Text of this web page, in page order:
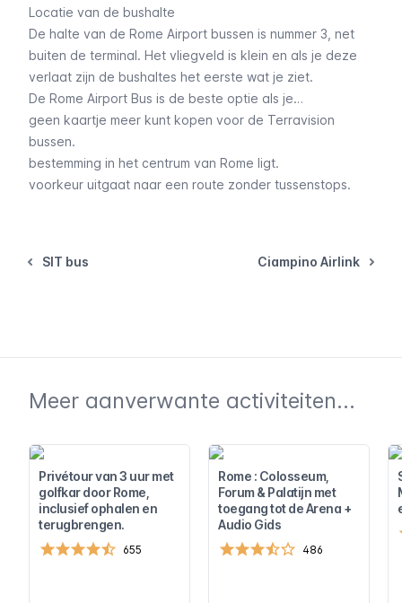
Locatie van de bushalte
De halte van de Rome Airport bussen is nummer 3, net
buiten de terminal. Het vliegveld is klein en als je deze
verlaat zijn de bushaltes het eerste wat je ziet.
De Rome Airport Bus is de beste optie als je…
geen kaartje meer kunt kopen voor de Terravision
bussen.
bestemming in het centrum van Rome ligt.
voorkeur uitgaat naar een route zonder tussenstops.
SIT bus Ciampino Airlink
Meer aanverwante activiteiten...
Privétour van 3 uur met
golfkar door Rome,
inclusief ophalen en
terugbrengen.
655
Rome : Colosseum,
Forum & Palatijn met
toegang tot de Arena +
Audio Gids
486